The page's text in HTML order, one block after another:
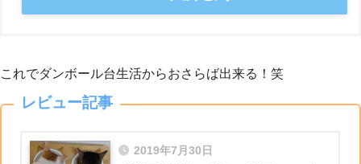
これでダンボール台生活からおさらば出来る！笑
レビュー記事
2019年7月30日